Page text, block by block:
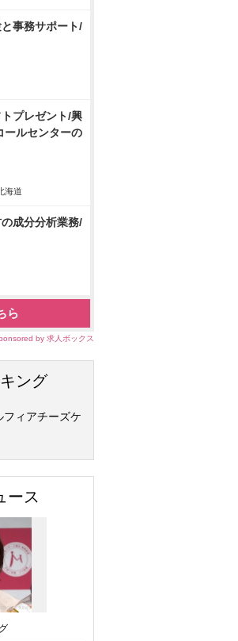
事務サポート/
プレゼント/興
ールセンターの
海道
成分分析業務/
ら
by 求人ボックス
ング
フィアチーズケ
ース